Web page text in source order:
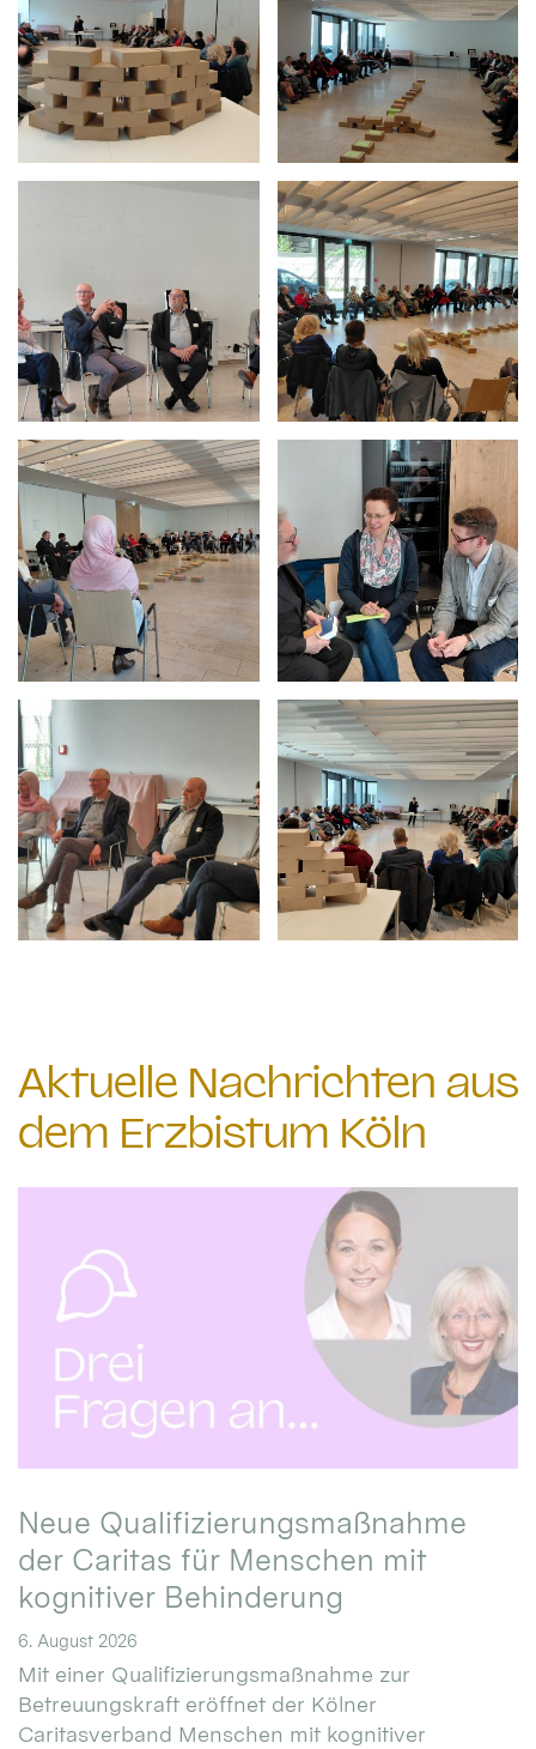
Aktuelle Nachrichten aus
dem Erzbistum Köln
Neue Qualifizierungsmaßnahme
der Caritas für Menschen mit
kognitiver Behinderung
6. August 2026
Mit einer Qualifizierungsmaßnahme zur
Betreuungskraft eröffnet der Kölner
Caritasverband Menschen mit kognitiver